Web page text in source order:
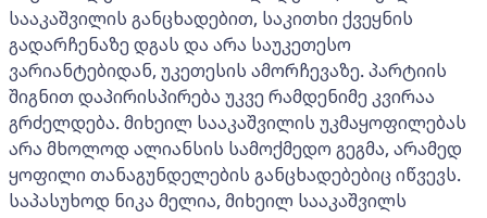
სააკაშვილის განცხადებით, საკითხი ქვეყნის
გადარჩენაზე დგას და არა საუკეთესო
ვარიანტებიდან, უკეთესის ამორჩევაზე. პარტიის
შიგნით დაპირისპირება უკვე რამდენიმე კვირაა
გრძელდება. მიხეილ სააკაშვილის უკმაყოფილებას
არა მხოლოდ ალიანსის სამოქმედო გეგმა, არამედ
ყოფილი თანაგუნდელების განცხადებებიც იწვევს.
საპასუხოდ ნიკა მელია, მიხეილ სააკაშვილს